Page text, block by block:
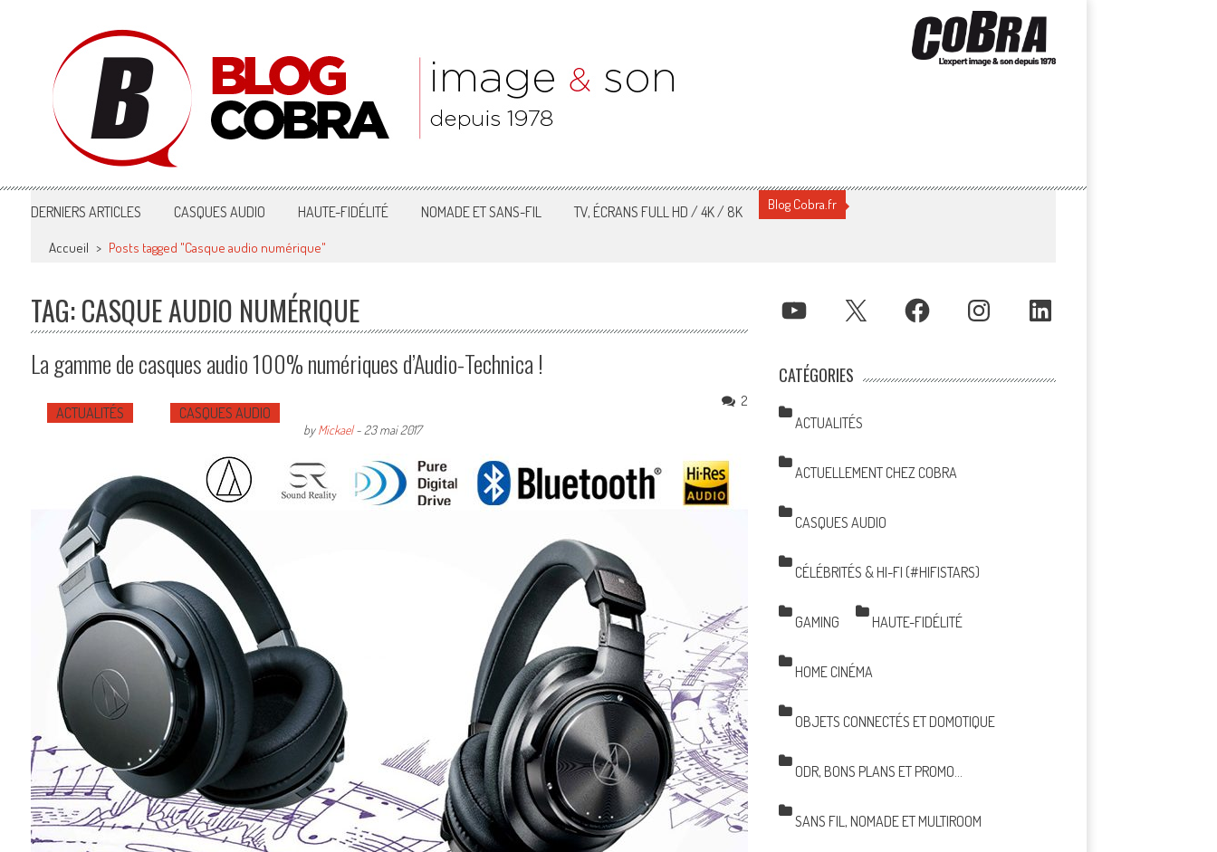
Blog Cobra
Toute l'actu Image & Son !
DERNIERS ARTICLES CASQUES AUDIO HAUTE-FIDÉLITÉ NOMADE ET SANS-FIL TV, ÉCRANS FULL HD / 4K / 8K Blog Cobra.fr
Accueil > Posts tagged "Casque audio numérique"
TAG: CASQUE AUDIO NUMÉRIQUE
La gamme de casques audio 100% numériques d’Audio-Technica !
ACTUALITÉS CASQUES AUDIO
byMickael- 23 mai 2017
2
YOUTUBE X FACEBOOK INSTAGRAM LINKEDIN
CATÉGORIES
ACTUALITÉS
ACTUELLEMENT CHEZ COBRA
CASQUES AUDIO
CÉLÉBRITÉS & HI-FI (#HIFISTARS)
GAMING HAUTE-FIDÉLITÉ
HOME CINÉMA
OBJETS CONNECTÉS ET DOMOTIQUE
ODR, BONS PLANS ET PROMO…
SANS FIL, NOMADE ET MULTIROOM